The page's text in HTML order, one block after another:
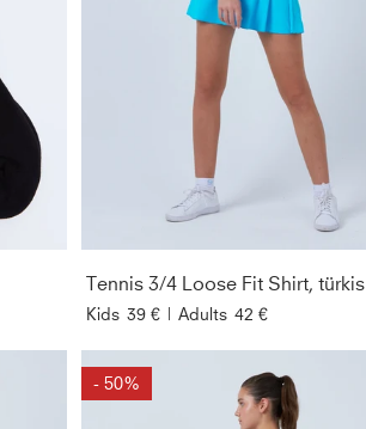
Tennis 3/4 Loose Fit Shirt, türkis
Kids 39 € | Adults 42 €
- 50%